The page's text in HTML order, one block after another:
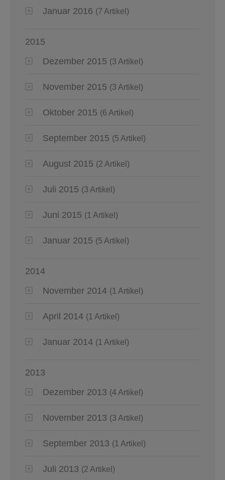
Januar 2016 (7 Artikel)
2015
Dezember 2015 (3 Artikel)
November 2015 (3 Artikel)
Oktober 2015 (6 Artikel)
September 2015 (5 Artikel)
August 2015 (2 Artikel)
Juli 2015 (3 Artikel)
Juni 2015 (1 Artikel)
Januar 2015 (5 Artikel)
2014
November 2014 (1 Artikel)
April 2014 (1 Artikel)
Januar 2014 (1 Artikel)
2013
Dezember 2013 (4 Artikel)
November 2013 (3 Artikel)
September 2013 (1 Artikel)
Juli 2013 (2 Artikel)